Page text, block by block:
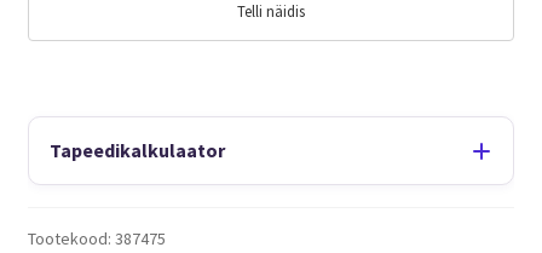
Telli näidis
Tapeedikalkulaator
Tootekood: 387475